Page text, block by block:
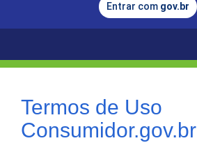
Entrar com gov.br
Termos de Uso
Consumidor.gov.br